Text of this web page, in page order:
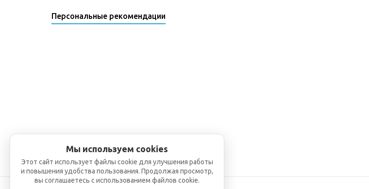
Персональные рекомендации
Мы используем cookies
Этот сайт использует файлы cookie для улучшения работы
и повышения удобства пользования. Продолжая просмотр,
вы соглашаетесь с использованием файлов cookie.